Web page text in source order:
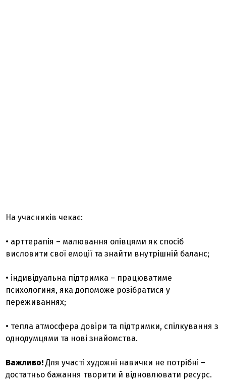
На учасників чекає:
• арттерапія – малювання олівцями як спосіб
висловити свої емоції та знайти внутрішній баланс;
• індивідуальна підтримка – працюватиме
психологиня, яка допоможе розібратися у
переживаннях;
• тепла атмосфера довіри та підтримки, спілкування з
однодумцями та нові знайомства.
Важливо! Для участі художні навички не потрібні –
достатньо бажання творити й відновлювати ресурс.